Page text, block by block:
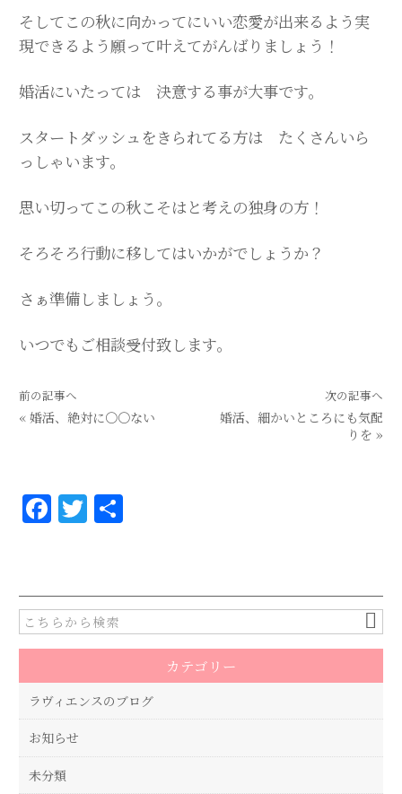
そしてこの秋に向かってにいい恋愛が出来るよう実
現できるよう願って叶えてがんばりましょう！
婚活にいたっては 決意する事が大事です。
スタートダッシュをきられてる方は たくさんいら
っしゃいます。
思い切ってこの秋こそはと考えの独身の方！
そろそろ行動に移してはいかがでしょうか？
さぁ準備しましょう。
いつでもご相談受付致します。
前の記事へ
« 婚活、絶対に〇〇ない
次の記事へ
婚活、細かいところにも気配
りを »
F
a
e
b
o
o
k
T
w
te
r
カテゴリー
ラヴィエンスのブログ
お知らせ
未分類